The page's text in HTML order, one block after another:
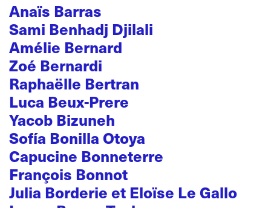
Anaïs Barras
Sami Benhadj Djilali
Amélie Bernard
Zoé Bernardi
Raphaëlle Bertran
Luca Beux-Prere
Yacob Bizuneh
Sofía Bonilla Otoya
Capucine Bonneterre
François Bonnot
Julia Borderie et Eloïse Le Gallo